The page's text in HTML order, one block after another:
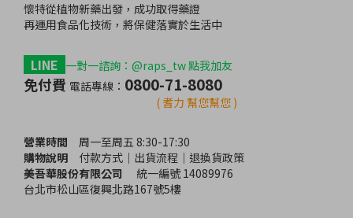
懷特從植物新藥出發，成功取得藥證
再運用食品化技術，將保健落實於生活中
LINE 一對一諮詢：@raps_tw 點我加友
免付費 電話專線： 0800-71-8080
( 耆力 幫您幫您 )
營業時間
周一至周五 8:30-17:30
購物說明
付款方式｜出貨流程｜退換貨政策
美吾華股份有限公司
統一編號 14089976
台北市松山區復興北路167號5樓